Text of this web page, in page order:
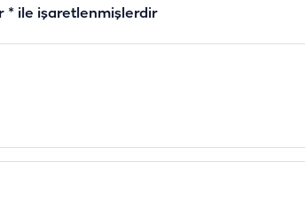
* ile işaretlenmişlerdir